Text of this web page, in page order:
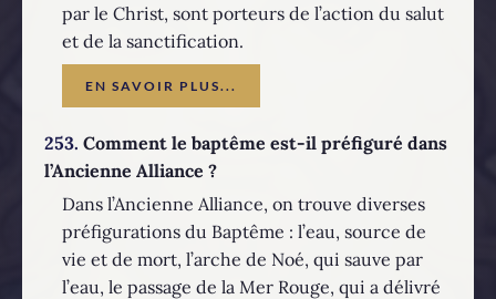
par le Christ, sont porteurs de l’action du salut
et de la sanctification.
EN SAVOIR PLUS...
253. Comment le baptême est-il préfiguré dans
l’Ancienne Alliance ?
Dans l’Ancienne Alliance, on trouve diverses
préfigurations du Baptême : l’eau, source de
vie et de mort, l’arche de Noé, qui sauve par
l’eau, le passage de la Mer Rouge, qui a délivré